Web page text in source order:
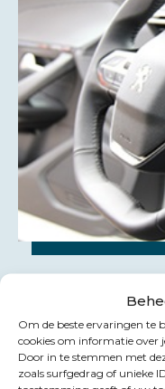
Om de beste ervaringen te
cookies om informatie over
Door in te stemmen met
zoals surfgedrag of unieke